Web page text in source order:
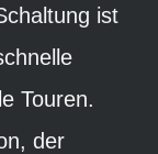
ist
Touren.
der